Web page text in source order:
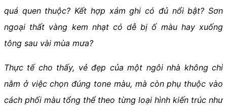
quá quen thuộc? Kết hợp xám ghi có đủ nổi bật? Sơn
ngoại thất vàng kem nhạt có dễ bị ố màu hay xuống
tông sau vài mùa mưa?
Thực tế cho thấy, vẻ đẹp của một ngôi nhà không chỉ
nằm ở việc chọn đúng tone màu, mà còn phụ thuộc vào
cách phối màu tổng thể theo từng loại hình kiến trúc như